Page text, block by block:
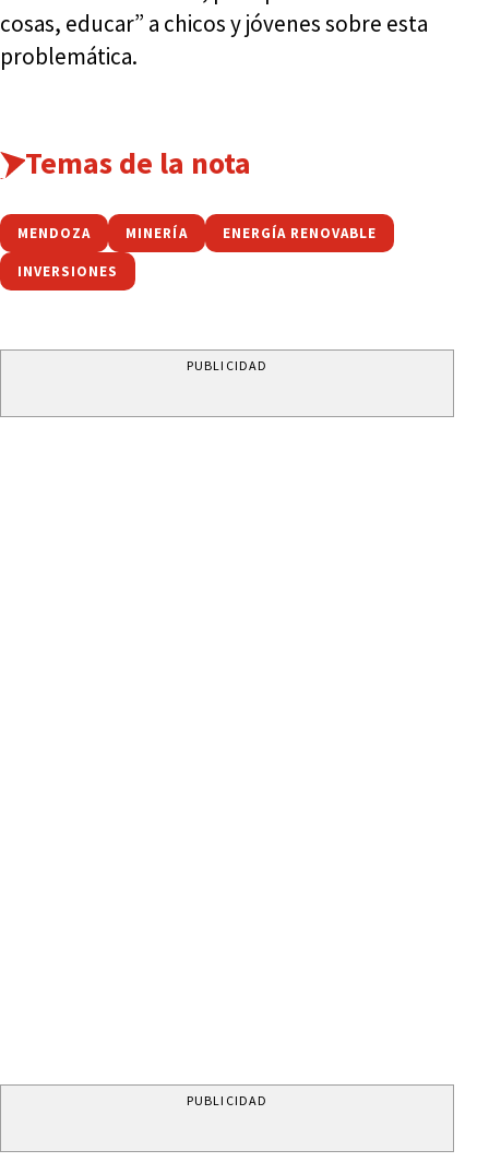
cosas, educar” a chicos y jóvenes sobre esta
problemática.
Temas de la nota
MENDOZA MINERÍA ENERGÍA RENOVABLE
INVERSIONES
PUBLICIDAD
PUBLICIDAD